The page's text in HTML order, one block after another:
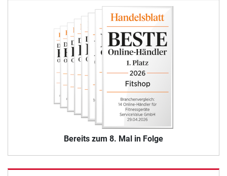
Bereits zum 8. Mal in Folge